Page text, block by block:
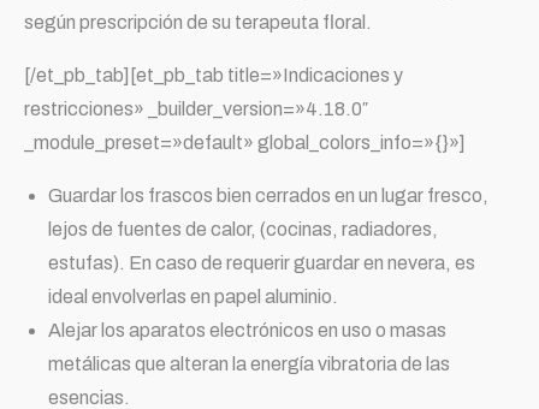
según prescripción de su terapeuta floral.
[/et_pb_tab][et_pb_tab title=»Indicaciones y
restricciones» _builder_version=»4.18.0″
_module_preset=»default» global_colors_info=»{}»]
Guardar los frascos bien cerrados en un lugar fresco,
lejos de fuentes de calor, (cocinas, radiadores,
estufas). En caso de requerir guardar en nevera, es
ideal envolverlas en papel aluminio.
Alejar los aparatos electrónicos en uso o masas
metálicas que alteran la energía vibratoria de las
esencias.